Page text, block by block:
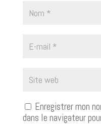
Enregistrer mon
dans le navigateur